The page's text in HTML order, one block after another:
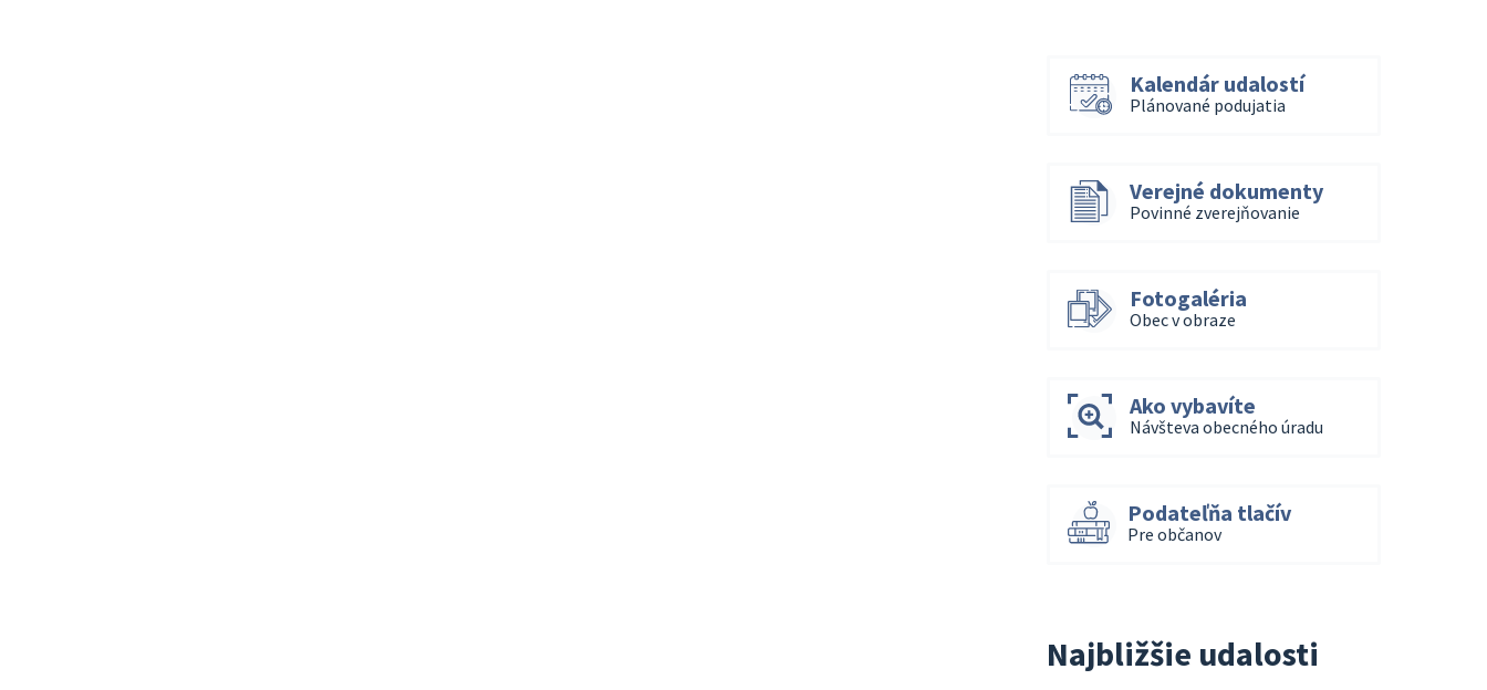
Kalendár udalostí
Plánované podujatia
Verejné dokumenty
Povinné zverejňovanie
Fotogaléria
Obec v obraze
Ako vybavíte
Návšteva obecného úradu
Podateľňa tlačív
Pre občanov
Najbližšie udalosti